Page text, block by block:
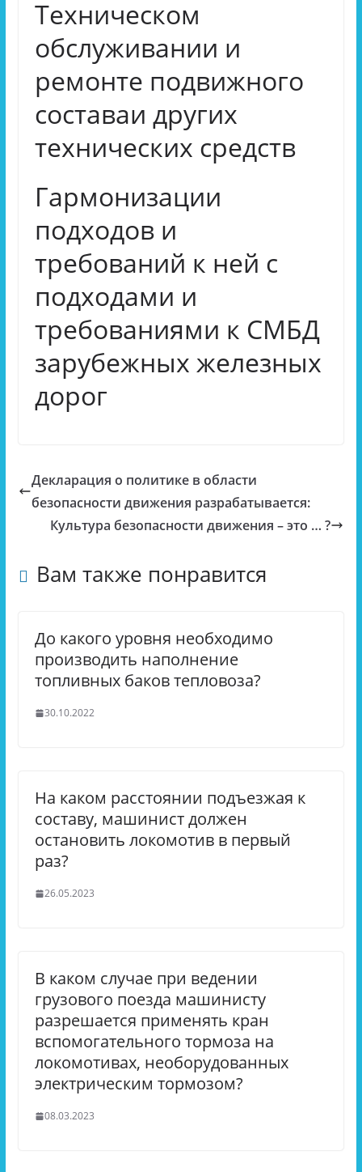
Техническом
обслуживании и
ремонте подвижного
составаи других
технических средств
Гармонизации
подходов и
требований к ней с
подходами и
требованиями к СМБД
зарубежных железных
дорог
Декларация о политике в области
безопасности движения разрабатывается:
Культура безопасности движения – это … ?
Вам также понравится
До какого уровня необходимо
производить наполнение
топливных баков тепловоза?
30.10.2022
На каком расстоянии подъезжая к
составу, машинист должен
остановить локомотив в первый
раз?
26.05.2023
В каком случае при ведении
грузового поезда машинисту
разрешается применять кран
вспомогательного тормоза на
локомотивах, необорудованных
электрическим тормозом?
08.03.2023